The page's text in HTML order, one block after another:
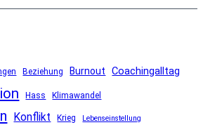
Beziehung Burnout Coachingalltag
Hass Klimawandel
Konflikt Krieg Lebenseinstellung